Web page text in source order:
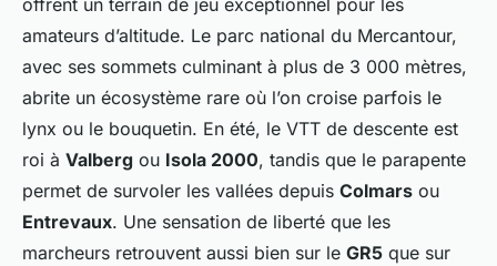
offrent un terrain de jeu exceptionnel pour les
amateurs d’altitude. Le parc national du Mercantour,
avec ses sommets culminant à plus de 3 000 mètres,
abrite un écosystème rare où l’on croise parfois le
lynx ou le bouquetin. En été, le VTT de descente est
roi à Valberg ou Isola 2000, tandis que le parapente
permet de survoler les vallées depuis Colmars ou
Entrevaux. Une sensation de liberté que les
marcheurs retrouvent aussi bien sur le GR5 que sur